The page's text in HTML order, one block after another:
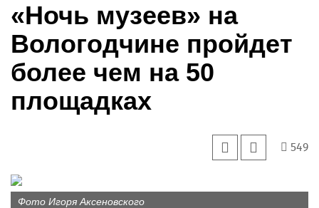
«Ночь музеев» на
Вологодчине пройдет
более чем на 50
площадках
549
Фото Игоря Аксеновского